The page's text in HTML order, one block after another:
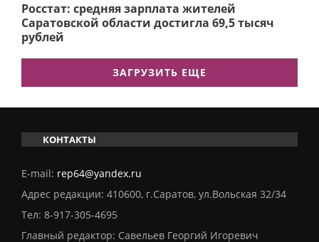
Росстат: средняя зарплата жителей
Саратовской области достигла 69,5 тысяч
рублей
ЗАГРУЗИТЬ ЕЩЕ
КОНТАКТЫ
E-mail: rep64@yandex.ru
Адрес редакции: 410600, г.Саратов, ул.Вольская 32/34
Тел: 8-917-305-4695
Главный редактор: Савельев Георгий Игоревич